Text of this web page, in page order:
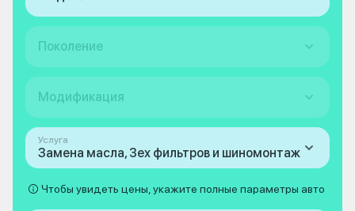
Поколение
Модификация
Услуга
Замена масла, 3ех фильтров и шиномонтаж
Чтобы увидеть цены, укажите полные параметры авто